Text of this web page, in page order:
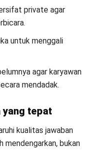
atau membuat
tindak lanjut
ditindaklanjuti
(hindari perekaman
1–2 minggu setelah